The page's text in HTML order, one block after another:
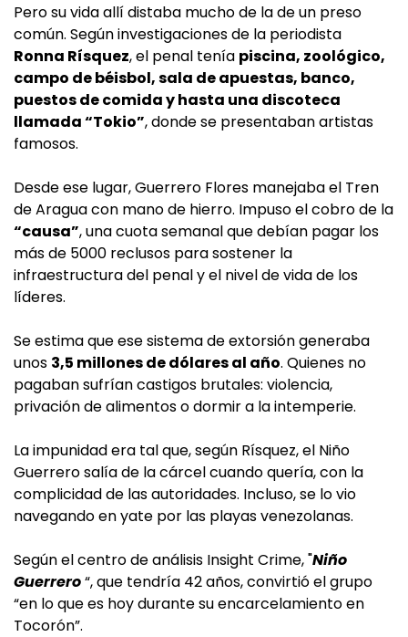
Pero su vida allí distaba mucho de la de un preso
común. Según investigaciones de la periodista
Ronna Rísquez, el penal tenía piscina, zoológico,
campo de béisbol, sala de apuestas, banco,
puestos de comida y hasta una discoteca
llamada “Tokio”, donde se presentaban artistas
famosos.
Desde ese lugar, Guerrero Flores manejaba el Tren
de Aragua con mano de hierro. Impuso el cobro de la
“causa”, una cuota semanal que debían pagar los
más de 5000 reclusos para sostener la
infraestructura del penal y el nivel de vida de los
líderes.
Se estima que ese sistema de extorsión generaba
unos 3,5 millones de dólares al año. Quienes no
pagaban sufrían castigos brutales: violencia,
privación de alimentos o dormir a la intemperie.
La impunidad era tal que, según Rísquez, el Niño
Guerrero salía de la cárcel cuando quería, con la
complicidad de las autoridades. Incluso, se lo vio
navegando en yate por las playas venezolanas.
Según el centro de análisis Insight Crime, "Niño
Guerrero“, que tendría 42 años, convirtió el grupo
“en lo que es hoy durante su encarcelamiento en
Tocorón”.